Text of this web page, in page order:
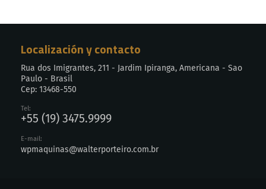
Localización y contacto
Rua dos Imigrantes, 211 - Jardim Ipiranga, Americana - Sao
Paulo - Brasil
Cep: 13468-550
Tel:
+55 (19) 3475.9999
E-mail:
wpmaquinas@walterporteiro.com.br